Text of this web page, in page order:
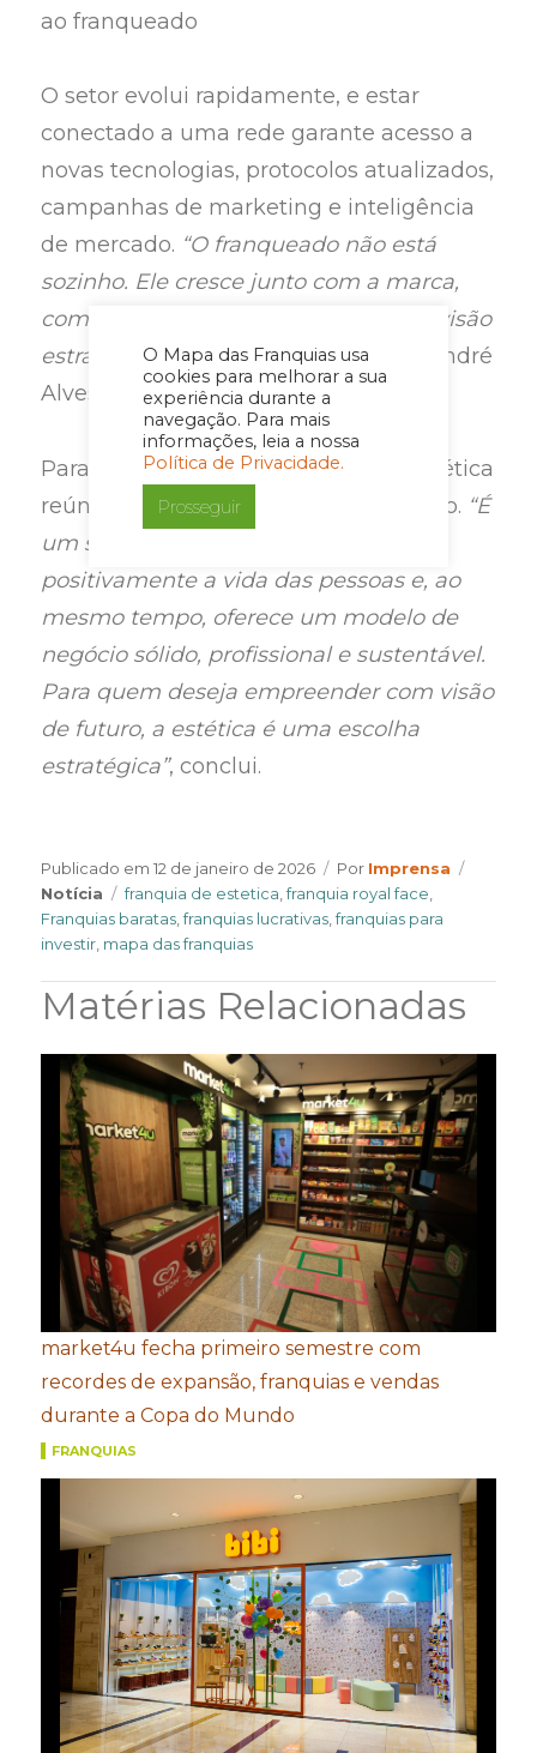
O Mapa das Franquias usa
cookies para melhorar a sua
experiência durante a
navegação. Para mais
informações, leia a nossa
Política de Privacidade.
Prosseguir
ao franqueado
O setor evolui rapidamente, e estar
conectado a uma rede garante acesso a
novas tecnologias, protocolos atualizados,
campanhas de marketing e inteligência
de mercado. “O franqueado não está
sozinho. Ele cresce junto com a marca,
com acompanhamento constante e visão
estratégica de longo prazo”, reforça André
Alves.
Para o executivo, o franchising de estética
reúne segurança, inovação e propósito. “É
um segmento que impacta
positivamente a vida das pessoas e, ao
mesmo tempo, oferece um modelo de
negócio sólido, profissional e sustentável.
Para quem deseja empreender com visão
de futuro, a estética é uma escolha
estratégica”, conclui.
Publicado em12 de janeiro de 2026 Por Author
Imprensa
Notícia
Tags
franquia de estetica,franquia royal face,
Franquias baratas,franquias lucrativas,franquias para
investir, mapa das franquias
Matérias Relacionadas
market4u fecha primeiro semestre com
recordes de expansão, franquias e vendas
durante a Copa do Mundo
FRANQUIAS